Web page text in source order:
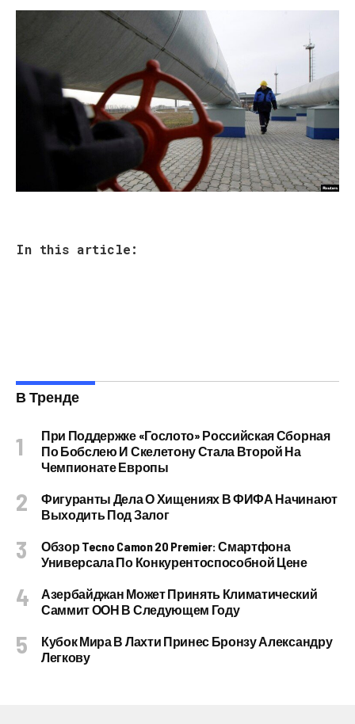
In this article:
В Тренде
При Поддержке «Гослото» Российская Сборная
По Бобслею И Скелетону Стала Второй На
Чемпионате Европы
Фигуранты Дела О Хищениях В ФИФА Начинают
Выходить Под Залог
Обзор Tecno Camon 20 Premier: Смартфона
Универсала По Конкурентоспособной Цене
Азербайджан Может Принять Климатический
Саммит ООН В Следующем Году
Кубок Мира В Лахти Принес Бронзу Александру
Легкову